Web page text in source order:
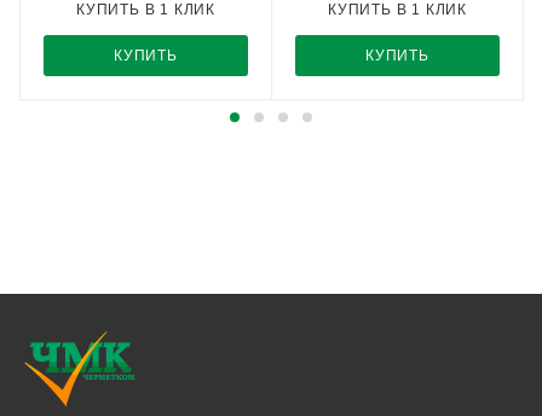
КУПИТЬ
КУПИТЬ В 1 КЛИК
КУПИТЬ
КУПИТЬ В 1 КЛИК